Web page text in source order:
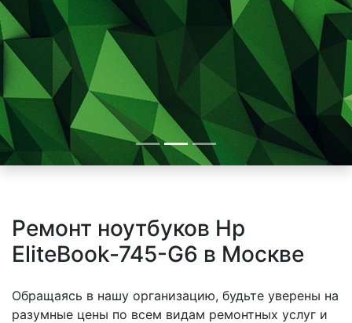
Ремонт ноутбуков Hp
EliteBook-745-G6 в Москве
Обращаясь в нашу организацию, будьте уверены на
разумные цены по всем видам ремонтных услуг и